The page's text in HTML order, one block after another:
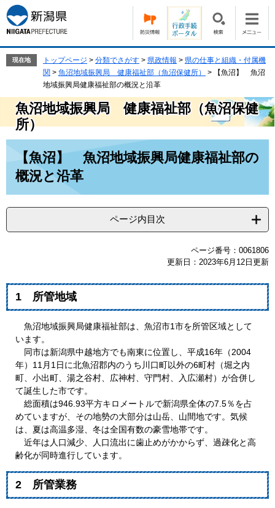
ー
ジ
の
す。
ニ
ュ
ー
し
現在地 トップページ > 分類でさがす > 県政情報 > 県の仕事と組織・付属機
関 > 魚沼地域振興局 健康福祉部（魚沼保健所） >
【魚沼】 魚沼
地域振興局健康福祉部の概況と沿革
魚沼地域振興局 健康福祉部（魚沼保健
所）
【魚沼】 魚沼地域振興局健康福祉部の
概況と沿革
ページ内目次
ページ番号：0061806
更新日：2023年6月12日更新
1 所管地域
魚沼地域振興局健康福祉部は、魚沼市1市を所管区域として
います。
同市は新潟県中越地方でも南東に位置し、平成16年（2004
年）11月1日に北魚沼郡内のうち川口町以外の6町村（堀之内
町、小出町、湯之谷村、広神村、守門村、入広瀬村）が合併し
て誕生した市です。
総面積は946.93平方キロメートルで新潟県全体の7.5％を占
めていますが、その地勢の大部分は山岳、山間地です。気候
は、夏は高温多湿、冬は全国有数の豪雪地帯です。
近年は人口減少、人口流出に歯止めがかからず、過疎化と高
齢化が同時進行しています。
2 所管業務